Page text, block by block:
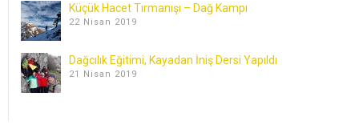
Küçük Hacet Tırmanışı – Dağ Kampı
22 Nisan 2019
Dağcılık Eğitimi, Kayadan İniş Dersi Yapıldı
21 Nisan 2019